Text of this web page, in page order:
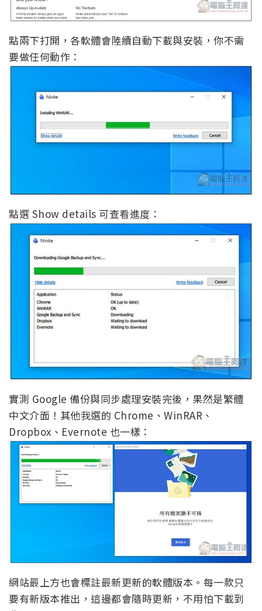
點兩下打開，各軟體會陸續自動下載與安裝，你不需
要做任何動作：
點選 Show details 可查看進度：
實測 Google 備份與同步處理安裝完後，果然是繁體
中文介面！其他我選的 Chrome、WinRAR、
Dropbox、Evernote 也一樣：
網站最上方也會標註最新更新的軟體版本。每一款只
要有新版本推出，這邊都會隨時更新，不用怕下載到